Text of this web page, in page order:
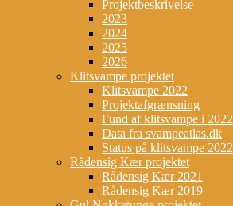
Projektbeskrivelse
2023
2024
2025
2026
Klitsvampe projektet
Klitsvampe 2022
Projektafgrænsning
Fund af klitsvampe i 2022
Data fra svampeatlas.dk
Status på klitsvampe 2022
Rådensig Kær projektet
Rådensig Kær 2021
Rådensig Kær 2019